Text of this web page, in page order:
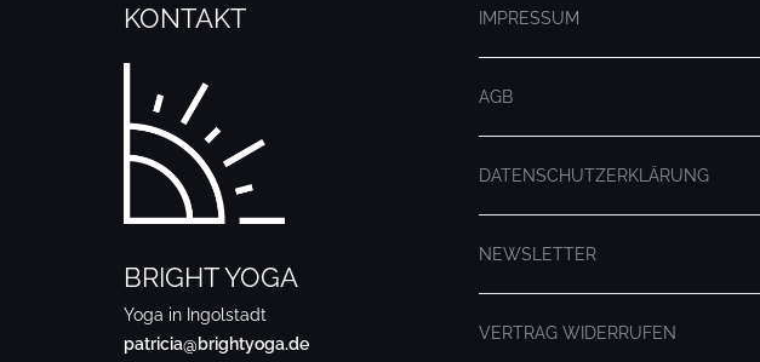
KONTAKT
BRIGHT YOGA
Yoga in Ingolstadt
patricia@brightyoga.de
IMPRESSUM
AGB
DATENSCHUTZERKLÄRUNG
NEWSLETTER
VERTRAG WIDERRUFEN